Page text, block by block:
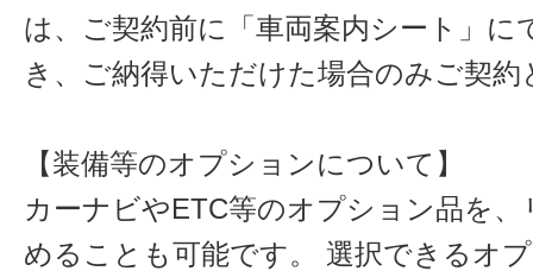
は、ご契約前に「車両案内シート」に
き、ご納得いただけた場合のみご契約
【装備等のオプションについて】
カーナビやETC等のオプション品を、
めることも可能です。 選択できるオ